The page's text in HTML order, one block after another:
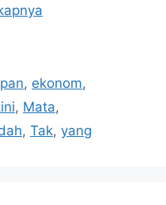
, ekonom,
, Mata,
, Tak, yang